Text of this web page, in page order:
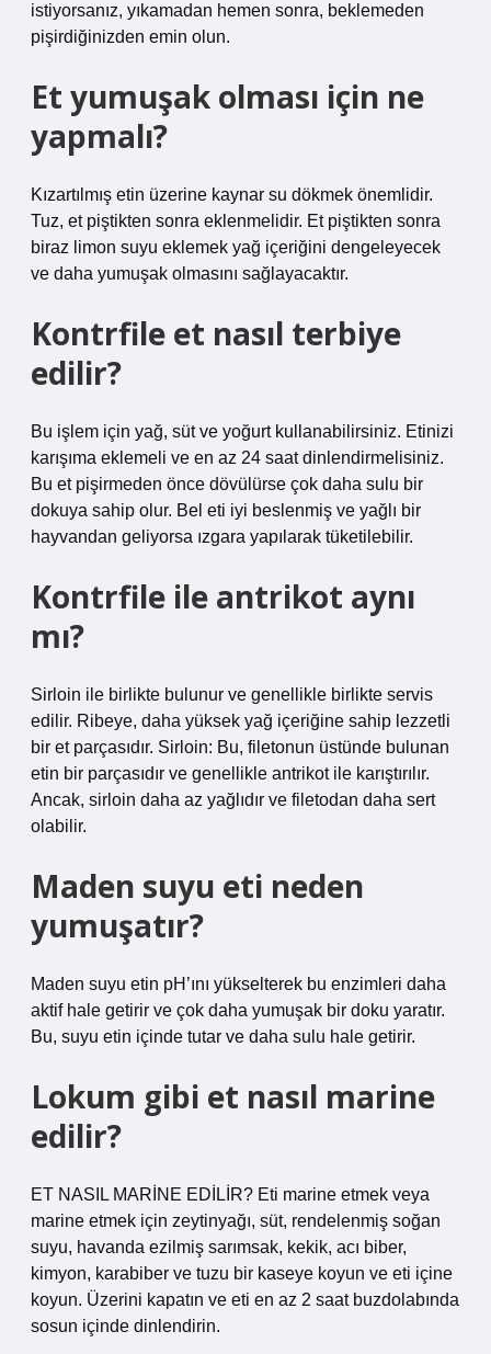
istiyorsanız, yıkamadan hemen sonra, beklemeden
pişirdiğinizden emin olun.
Et yumuşak olması için ne
yapmalı?
Kızartılmış etin üzerine kaynar su dökmek önemlidir.
Tuz, et piştikten sonra eklenmelidir. Et piştikten sonra
biraz limon suyu eklemek yağ içeriğini dengeleyecek
ve daha yumuşak olmasını sağlayacaktır.
Kontrfile et nasıl terbiye
edilir?
Bu işlem için yağ, süt ve yoğurt kullanabilirsiniz. Etinizi
karışıma eklemeli ve en az 24 saat dinlendirmelisiniz.
Bu et pişirmeden önce dövülürse çok daha sulu bir
dokuya sahip olur. Bel eti iyi beslenmiş ve yağlı bir
hayvandan geliyorsa ızgara yapılarak tüketilebilir.
Kontrfile ile antrikot aynı
mı?
Sirloin ile birlikte bulunur ve genellikle birlikte servis
edilir. Ribeye, daha yüksek yağ içeriğine sahip lezzetli
bir et parçasıdır. Sirloin: Bu, filetonun üstünde bulunan
etin bir parçasıdır ve genellikle antrikot ile karıştırılır.
Ancak, sirloin daha az yağlıdır ve filetodan daha sert
olabilir.
Maden suyu eti neden
yumuşatır?
Maden suyu etin pH’ını yükselterek bu enzimleri daha
aktif hale getirir ve çok daha yumuşak bir doku yaratır.
Bu, suyu etin içinde tutar ve daha sulu hale getirir.
Lokum gibi et nasıl marine
edilir?
ET NASIL MARİNE EDİLİR? Eti marine etmek veya
marine etmek için zeytinyağı, süt, rendelenmiş soğan
suyu, havanda ezilmiş sarımsak, kekik, acı biber,
kimyon, karabiber ve tuzu bir kaseye koyun ve eti içine
koyun. Üzerini kapatın ve eti en az 2 saat buzdolabında
sosun içinde dinlendirin.